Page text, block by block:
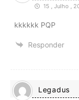
15 , Julho ,
kkkkkk PQP
Responder
Legadus